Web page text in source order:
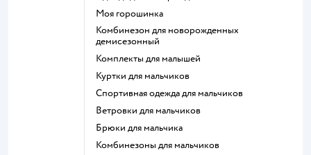
Моя горошинка
Комбинезон для новорожденных
демисезонный
Комплекты для малышей
Куртки для мальчиков
Спортивная одежда для мальчиков
Ветровки для мальчиков
Брюки для мальчика
Комбинезоны для мальчиков